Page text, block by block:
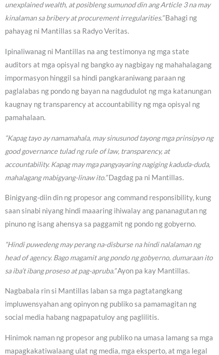
unexplained wealth, at posibleng sumunod din ang Article 3 na may
kinalaman sa bribery at procurement irregularities.”Bahagi ng
pahayag ni Mantillas sa Radyo Veritas.
Ipinaliwanag ni Mantillas na ang testimonya ng mga state
auditors at mga opisyal ng bangko ay nagbigay ng mahahalagang
impormasyon hinggil sa hindi pangkaraniwang paraan ng
paglalabas ng pondo ng bayan na nagdudulot ng mga katanungan
kaugnay ng transparency at accountability ng mga opisyal ng
pamahalaan.
“Kapag tayo ay namamahala, may sinusunod tayong mga prinsipyo ng
good governance tulad ng rule of law, transparency, at
accountability. Kapag may mga pangyayaring nagiging kaduda-duda,
mahalagang mabigyang-linaw ito.”Dagdag pa ni Mantillas.
Binigyang-diin din ng propesor ang command responsibility, kung
saan sinabi niyang hindi maaaring ihiwalay ang pananagutan ng
pinuno ng isang ahensya sa paggamit ng pondo ng gobyerno.
“Hindi puwedeng may perang na-disburse na hindi nalalaman ng
head of agency. Bago magamit ang pondo ng gobyerno, dumaraan ito
sa iba’t ibang proseso at pag-apruba.”Ayon pa kay Mantillas.
Nagbabala rin si Mantillas laban sa mga pagtatangkang
impluwensyahan ang opinyon ng publiko sa pamamagitan ng
social media habang nagpapatuloy ang paglilitis.
Hinimok naman ng propesor ang publiko na umasa lamang sa mga
mapagkakatiwalaang ulat ng media, mga eksperto, at mga legal